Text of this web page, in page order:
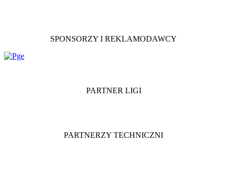
SPONSORZY I REKLAMODAWCY
PARTNER LIGI
PARTNERZY TECHNICZNI